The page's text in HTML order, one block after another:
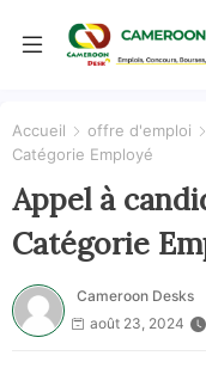
Accueil offre d'emploi
Catégorie Employé
Appel à
Catégorie
Cameroon Desks
août 23, 2024